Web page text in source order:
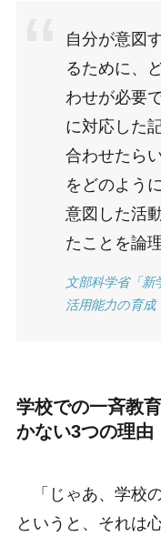
自分が意図
るために、
わせが必要
に対応した
合わせたら
をどのよう
意図した活
たことを論
文部科学省「
活用能力の育成
学校での一斉教
かない3つの理由
「じゃあ、学校
というと、それは